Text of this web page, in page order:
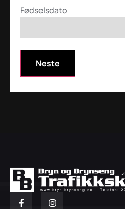
Fødselsdato